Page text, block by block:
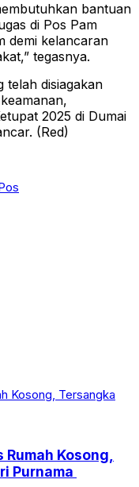
bantuan
di Pos Pam
demi kelancaran
tegasnya.
telah disiagakan
2025 di Dumai
(Red)
Kosong,
Purnama